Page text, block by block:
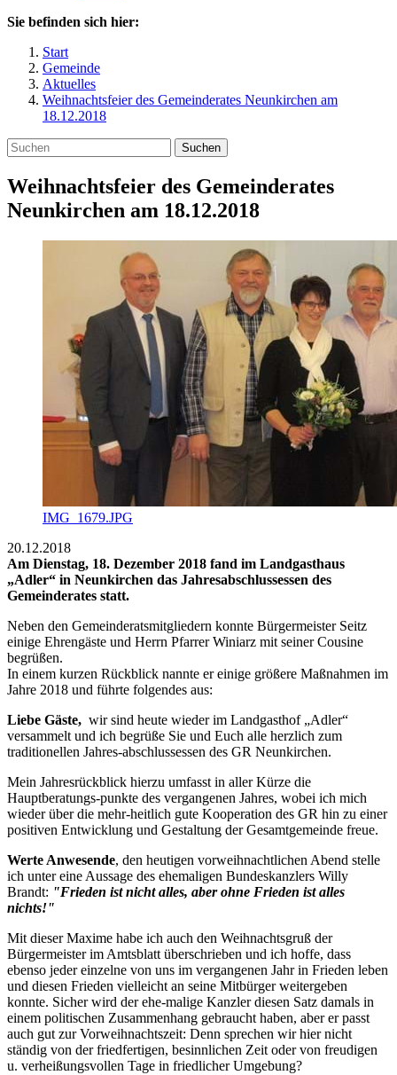
Sie befinden sich hier:
Start
Gemeinde
Aktuelles
Weihnachtsfeier des Gemeinderates Neunkirchen am
18.12.2018
Suchen
Weihnachtsfeier des Gemeinderates
Neunkirchen am 18.12.2018
IMG_1679.JPG
20.12.2018
Am Dienstag, 18. Dezember 2018 fand im Landgasthaus
„Adler“ in Neunkirchen das Jahresabschlussessen des
Gemeinderates statt.
Neben den Gemeinderatsmitgliedern konnte Bürgermeister Seitz
einige Ehrengäste und Herrn Pfarrer Winiarz mit seiner Cousine
begrüßen.
In einem kurzen Rückblick nannte er einige größere Maßnahmen im
Jahre 2018 und führte folgendes aus:
Liebe Gäste, wir sind heute wieder im Landgasthof „Adler“
versammelt und ich begrüße Sie und Euch alle herzlich zum
traditionellen Jahres-abschlussessen des GR Neunkirchen.
Mein Jahresrückblick hierzu umfasst in aller Kürze die
Hauptberatungs-punkte des vergangenen Jahres, wobei ich mich
wieder über die mehr-heitlich gute Kooperation des GR hin zu einer
positiven Entwicklung und Gestaltung der Gesamtgemeinde freue.
Werte Anwesende, den heutigen vorweihnachtlichen Abend stelle
ich unter eine Aussage des ehemaligen Bundeskanzlers Willy
Brandt: "Frieden ist nicht alles, aber ohne Frieden ist alles
nichts!"
Mit dieser Maxime habe ich auch den Weihnachtsgruß der
Bürgermeister im Amtsblatt überschrieben und ich hoffe, dass
ebenso jeder einzelne von uns im vergangenen Jahr in Frieden leben
und diesen Frieden vielleicht an seine Mitbürger weitergeben
konnte. Sicher wird der ehe-malige Kanzler diesen Satz damals in
einem politischen Zusammenhang gebraucht haben, aber er passt
auch gut zur Vorweihnachtszeit: Denn sprechen wir hier nicht
ständig von der friedfertigen, besinnlichen Zeit oder von freudigen
u. verheißungsvollen Tage in friedlicher Umgebung?